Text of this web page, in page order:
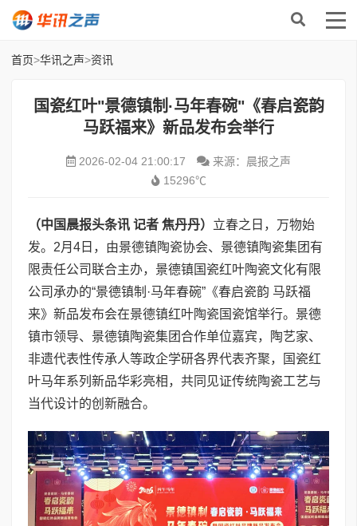
首页>华讯之声>资讯
国瓷红叶"景德镇制·马年春碗"《春启瓷韵
马跃福来》新品发布会举行
2026-02-04 21:00:17
来源：晨报之声
15296℃
（中国晨报头条讯 记者 焦丹丹） 立春之日，万物始
发。2月4日，由景德镇陶瓷协会、景德镇陶瓷集团有
限责任公司联合主办，景德镇国瓷红叶陶瓷文化有限
公司承办的“景德镇制·马年春碗”《春启瓷韵 马跃福
来》新品发布会在景德镇红叶陶瓷国瓷馆举行。景德
镇市领导、景德镇陶瓷集团合作单位嘉宾，陶艺家、
非遗代表性传承人等政企学研各界代表齐聚，国瓷红
叶马年系列新品华彩亮相，共同见证传统陶瓷工艺与
当代设计的创新融合。